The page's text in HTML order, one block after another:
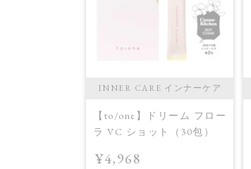
INNER CARE インナーケア
【to/one】ドリーム フロー
ラ VC ショット（30包）
¥4,968